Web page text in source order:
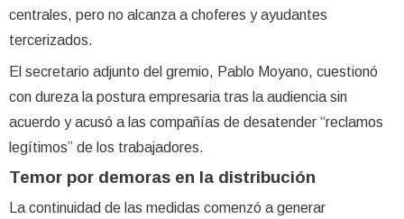
centrales, pero no alcanza a choferes y ayudantes
tercerizados.
El secretario adjunto del gremio, Pablo Moyano, cuestionó
con dureza la postura empresaria tras la audiencia sin
acuerdo y acusó a las compañías de desatender “reclamos
legítimos” de los trabajadores.
Temor por demoras en la distribución
La continuidad de las medidas comenzó a generar